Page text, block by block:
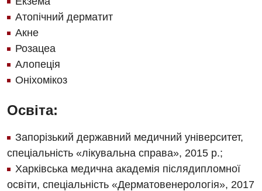
Відділення невідкладних станів
Гастроентерологія
Гінекологічне відділення
Дерматовенерологія
Дієтологія
Ендокринологія
Кардіологія
Атопічний дерматит
Акне
Розацеа
Алопеція
Оніхомікоз
Освіта:
Запорізький державний медичний університет,
спеціальність «лікувальна справа», 2015 р.;
Харківська медична академія післядипломної
освіти, спеціальність «Дерматовенерологія», 2017